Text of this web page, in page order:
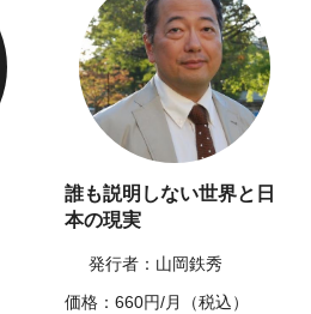
誰も説明しない世界と日
本の現実
発行者：山岡鉄秀
価格：660円/月（税込）